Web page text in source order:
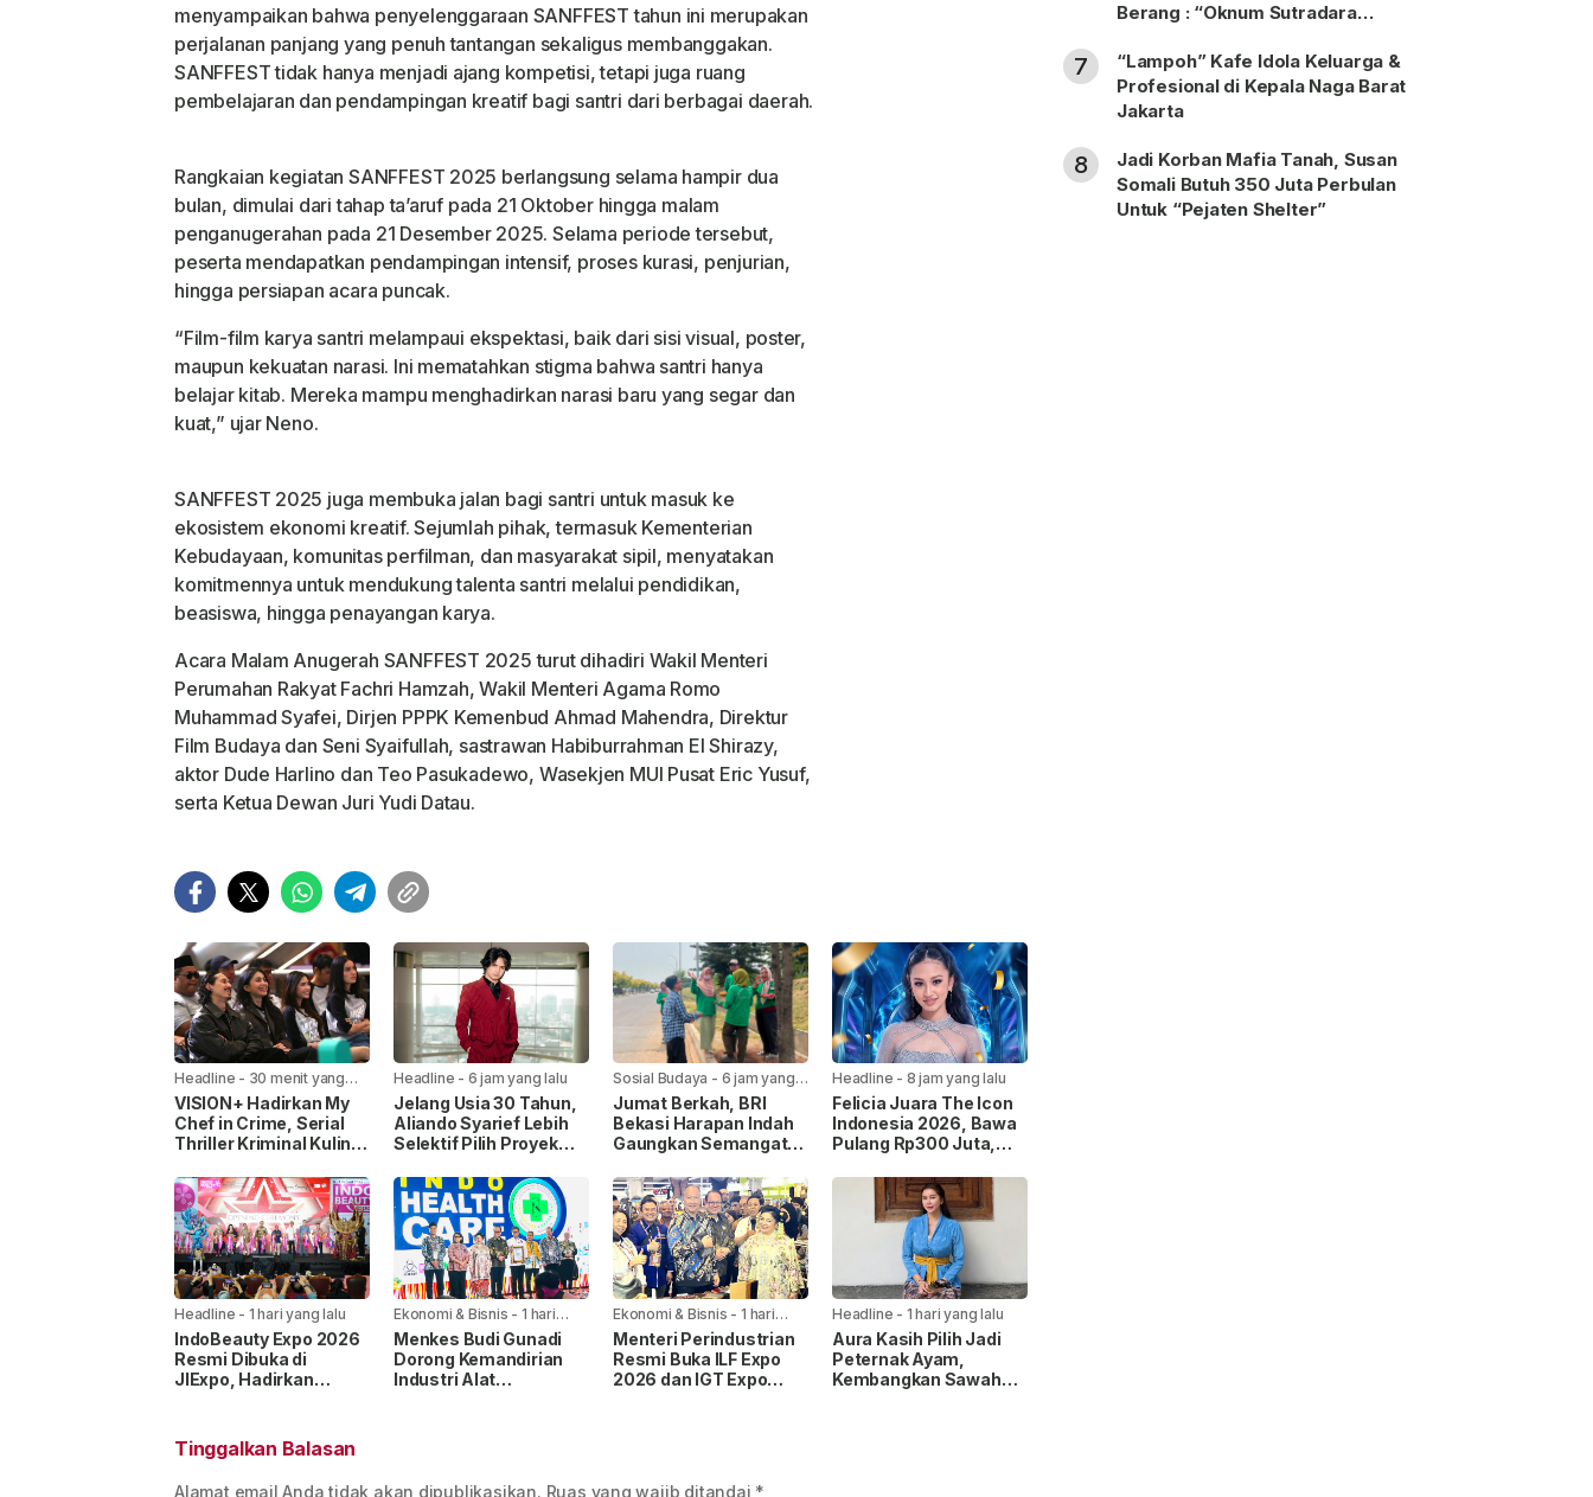
menyampaikan bahwa penyelenggaraan SANFFEST tahun ini merupakan
perjalanan panjang yang penuh tantangan sekaligus membanggakan.
SANFFEST tidak hanya menjadi ajang kompetisi, tetapi juga ruang
pembelajaran dan pendampingan kreatif bagi santri dari berbagai daerah.
Rangkaian kegiatan SANFFEST 2025 berlangsung selama hampir dua
bulan, dimulai dari tahap ta’aruf pada 21 Oktober hingga malam
penganugerahan pada 21 Desember 2025. Selama periode tersebut,
peserta mendapatkan pendampingan intensif, proses kurasi, penjurian,
hingga persiapan acara puncak.
“Film-film karya santri melampaui ekspektasi, baik dari sisi visual, poster,
maupun kekuatan narasi. Ini mematahkan stigma bahwa santri hanya
belajar kitab. Mereka mampu menghadirkan narasi baru yang segar dan
kuat,” ujar Neno.
SANFFEST 2025 juga membuka jalan bagi santri untuk masuk ke
ekosistem ekonomi kreatif. Sejumlah pihak, termasuk Kementerian
Kebudayaan, komunitas perfilman, dan masyarakat sipil, menyatakan
komitmennya untuk mendukung talenta santri melalui pendidikan,
beasiswa, hingga penayangan karya.
Acara Malam Anugerah SANFFEST 2025 turut dihadiri Wakil Menteri
Perumahan Rakyat Fachri Hamzah, Wakil Menteri Agama Romo
Muhammad Syafei, Dirjen PPPK Kemenbud Ahmad Mahendra, Direktur
Film Budaya dan Seni Syaifullah, sastrawan Habiburrahman El Shirazy,
aktor Dude Harlino dan Teo Pasukadewo, Wasekjen MUI Pusat Eric Yusuf,
serta Ketua Dewan Juri Yudi Datau.
Headline - 30 menit yang
lalu
VISION+ Hadirkan My
Chef in Crime, Serial
Thriller Kriminal Kuliner
Headline - 6 jam yang lalu
Jelang Usia 30 Tahun,
Aliando Syarief Lebih
Selektif Pilih Proyek
Waktu
Sosial Budaya - 6 jam yang
lalu
Jumat Berkah, BRI
Bekasi Harapan Indah
Gaungkan Semangat
Masyarakat
Headline - 8 jam yang lalu
Felicia Juara The Icon
Indonesia 2026, Bawa
Pulang Rp300 Juta,
Kontrak Rekaman
Headline - 1 hari yang lalu
IndoBeauty Expo 2026
Resmi Dibuka di
JIExpo, Hadirkan
Negara
Ekonomi & Bisnis - 1 hari
yang lalu
Menkes Budi Gunadi
Dorong Kemandirian
Industri Alat
Ekonomi & Bisnis - 1 hari
yang lalu
Menteri Perindustrian
Resmi Buka ILF Expo
2026 dan IGT Expo
Headline - 1 hari yang lalu
Aura Kasih Pilih Jadi
Peternak Ayam,
Kembangkan Sawah
Tinggalkan Balasan
Alamat email Anda tidak akan dipublikasikan. Ruas yang wajib ditandai *
Berang : “Oknum Sutradara
7
“Lampoh” Kafe Idola Keluarga &
Profesional di Kepala Naga Barat
Jakarta
8
Jadi Korban Mafia Tanah, Susan
Somali Butuh 350 Juta Perbulan
Untuk “Pejaten Shelter”